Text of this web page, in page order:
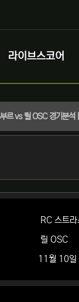
라이브스코어
르 vs 릴 OSC 경기분석
RC 스트
릴 OSC
11월 10일